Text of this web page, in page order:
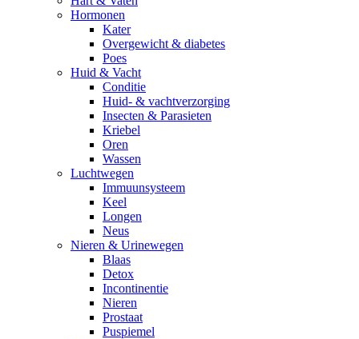
Hormonen
Kater
Overgewicht & diabetes
Poes
Huid & Vacht
Conditie
Huid- & vachtverzorging
Insecten & Parasieten
Kriebel
Oren
Wassen
Luchtwegen
Immuunsysteem
Keel
Longen
Neus
Nieren & Urinewegen
Blaas
Detox
Incontinentie
Nieren
Prostaat
Puspiemel